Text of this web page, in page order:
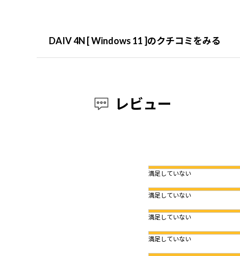
DAIV 4N [ Windows 11 ]のクチコミをみる
レビュー
満足していない
満足していない
満足していない
満足していない